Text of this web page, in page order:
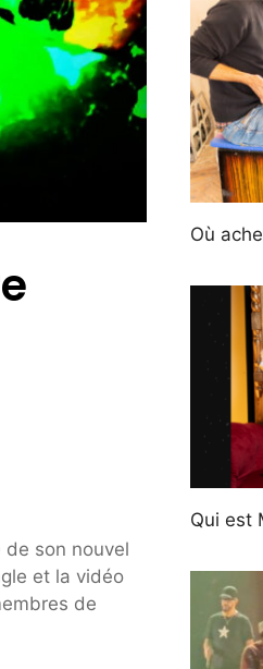
son nouvel
et la vidéo
de
Où
Qui est